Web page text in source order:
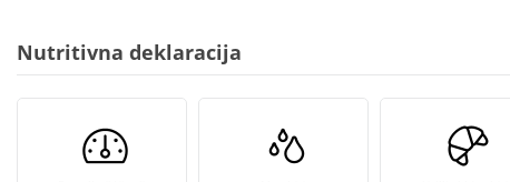
Nutritivna deklaracija